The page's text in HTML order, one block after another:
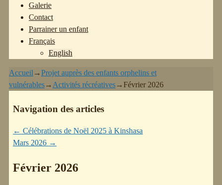
Galerie
Contact
Parrainer un enfant
Français
English
Accueil →Projet auprès des enfants orphelins et
vulnérables→ Activités récréatives→Février 2026
Navigation des articles
← Célébrations de Noël 2025 à Kinshasa
Mars 2026 →
Février 2026